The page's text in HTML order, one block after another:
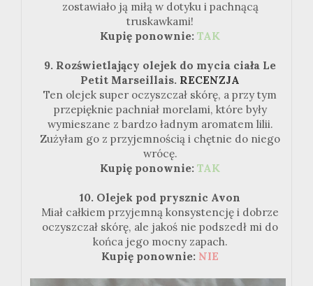
zostawiało ją miłą w dotyku i pachnącą
truskawkami!
Kupię ponownie: TAK
9. Rozświetlający olejek do mycia ciała Le
Petit Marseillais. RECENZJA
Ten olejek super oczyszczał skórę, a przy tym
przepięknie pachniał morelami, które były
wymieszane z bardzo ładnym aromatem lilii.
Zużyłam go z przyjemnością i chętnie do niego
wrócę.
Kupię ponownie: TAK
10. Olejek pod prysznic Avon
Miał całkiem przyjemną konsystencję i dobrze
oczyszczał skórę, ale jakoś nie podszedł mi do
końca jego mocny zapach.
Kupię ponownie: NIE